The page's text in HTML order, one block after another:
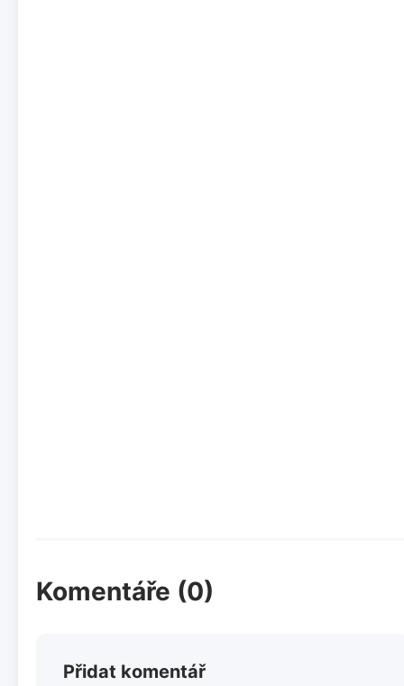
Komentáře (0)
Přidat komentář